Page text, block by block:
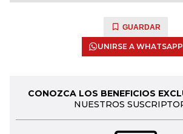
GUARDAR
UNIRSE A WHATSAPP
CONOZCA LOS BENEFICIOS
NUESTROS